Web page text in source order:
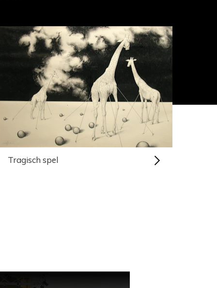
Tragisch spel